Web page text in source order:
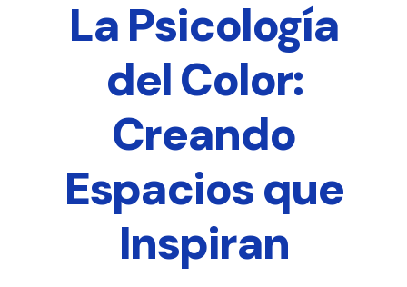
La Psicología
del Color:
Creando
Espacios que
Inspiran